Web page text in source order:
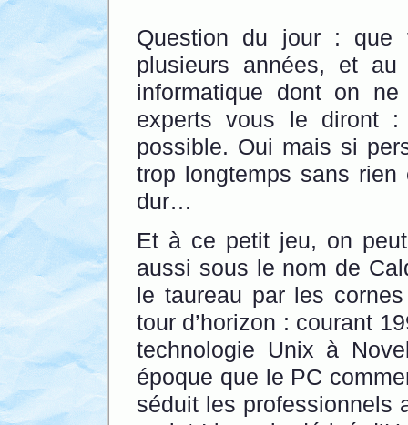
Question du jour : que
plusieurs années, et
informatique dont on
experts vous le diront
possible. Oui mais si
trop longtemps sans
dur…
Et à ce petit jeu, on
aussi sous le nom de
le taureau par les
tour d’horizon : courant
technologie Unix à
époque que le PC
séduit les professionnels